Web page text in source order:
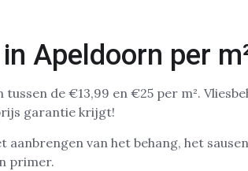
Apeldoorn per
de €13,99 en €25 per m².
garantie krijgt!
van het behang, het
primer.